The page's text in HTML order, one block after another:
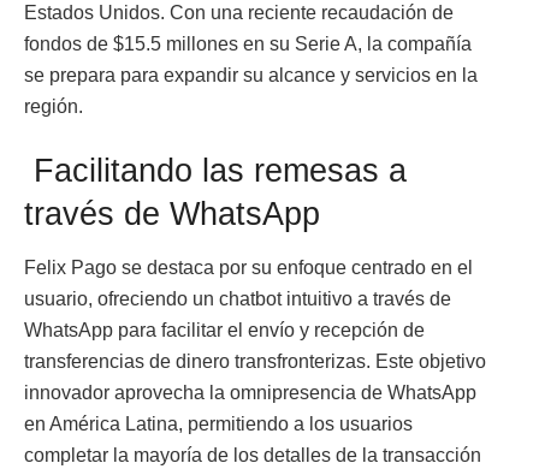
Estados Unidos. Con una reciente recaudación de
fondos de $15.5 millones en su Serie A, la compañía
se prepara para expandir su alcance y servicios en la
región.
Facilitando las remesas a
través de WhatsApp
Felix Pago se destaca por su enfoque centrado en el
usuario, ofreciendo un chatbot intuitivo a través de
WhatsApp para facilitar el envío y recepción de
transferencias de dinero transfronterizas. Este objetivo
innovador aprovecha la omnipresencia de WhatsApp
en América Latina, permitiendo a los usuarios
completar la mayoría de los detalles de la transacción